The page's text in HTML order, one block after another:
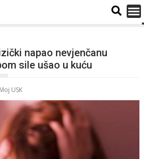
napao nevjenčanu
sile ušao u kuću
Moj USK